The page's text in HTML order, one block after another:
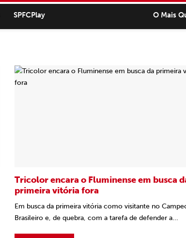
SPFCPlay O Mais
Tricolor encara o Fluminense em busca
primeira vitória fora
Em busca da primeira vitória como visitante no
Brasileiro e, de quebra, com a tarefa de defender a...